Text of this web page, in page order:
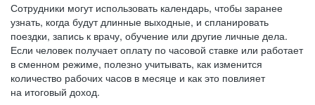
Сотрудники могут использовать календарь, чтобы заранее
узнать, когда будут длинные выходные, и спланировать
поездки, запись к врачу, обучение или другие личные дела.
Если человек получает оплату по часовой ставке или работает
в сменном режиме, полезно учитывать, как изменится
количество рабочих часов в месяце и как это повлияет
на итоговый доход.